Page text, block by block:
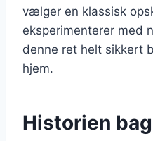
vælger en klassisk
eksperimenterer med
denne ret helt sikkert
hjem.
Historien